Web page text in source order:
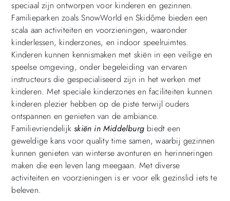
speciaal zijn ontworpen voor kinderen en gezinnen.
Familieparken zoals SnowWorld en Skidôme bieden een
scala aan activiteiten en voorzieningen, waaronder
kinderlessen, kinderzones, en indoor speelruimtes.
Kinderen kunnen kennismaken met skiën in een veilige en
speelse omgeving, onder begeleiding van ervaren
instructeurs die gespecialiseerd zijn in het werken met
kinderen. Met speciale kinderzones en faciliteiten kunnen
kinderen plezier hebben op de piste terwijl ouders
ontspannen en genieten van de ambiance.
Familievriendelijkskiën in Middelburg biedt een
geweldige kans voor quality time samen, waarbij gezinnen
kunnen genieten van winterse avonturen en herinneringen
maken die een leven lang meegaan. Met diverse
activiteiten en voorzieningen is er voor elk gezinslid iets te
beleven.